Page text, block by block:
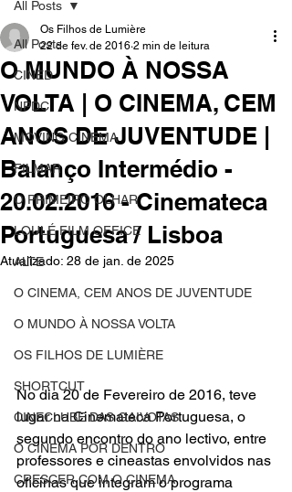
All Posts
CINED
NPDC
MOVING CINEMA
FILMAR
O PRIMEIRO OLHAR
LOULÉ FILM OFFICE
ALTE
O CINEMA, CEM ANOS DE JUVENTUDE
O MUNDO À NOSSA VOLTA
OS FILHOS DE LUMIÈRE
SHORTCUT
CINECLUBE DAS GAIVOTAS
O CINEMA POR DENTRO
CRESCER COM O CINEMA
All Posts
O MUNDO À NOSSA
VOLTA | O CINEMA, CEM
ANOS DE JUVENTUDE |
Balanço Intermédio -
20.02.2016 - Cinemateca
Portuguesa / Lisboa
Os Filhos de Lumière
22 de fev. de 2016 2 min de leitura
Atualizado: 28 de jan. de 2025
No dia 20 de Fevereiro de 2016, teve
lugar na Cinemateca Portuguesa, o
segundo encontro do ano lectivo, entre
professores e cineastas envolvidos nas
oficinas que integram o programa